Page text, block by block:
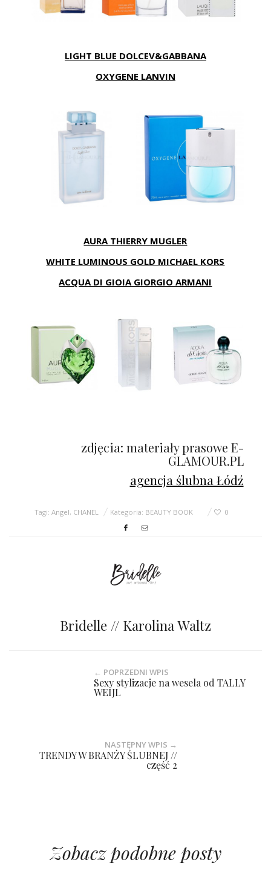
LIGHT BLUE DOLCEV&GABBANA
OXYGENE LANVIN
AURA THIERRY MUGLER
WHITE LUMINOUS GOLD MICHAEL KORS
ACQUA DI GIOIA GIORGIO ARMANI
zdjęcia: materiały prasowe E-
GLAMOUR.PL
agencja ślubna Łódź
Tagi:Angel, CHANEL Kategoria: BEAUTY BOOK 0
Bridelle // Karolina Waltz
← POPRZEDNI WPIS
Sexy stylizacje na wesela od TALLY
WEIJL
NASTĘPNY WPIS →
TRENDY W BRANŻY ŚLUBNEJ //
część 2
Zobacz podobne posty